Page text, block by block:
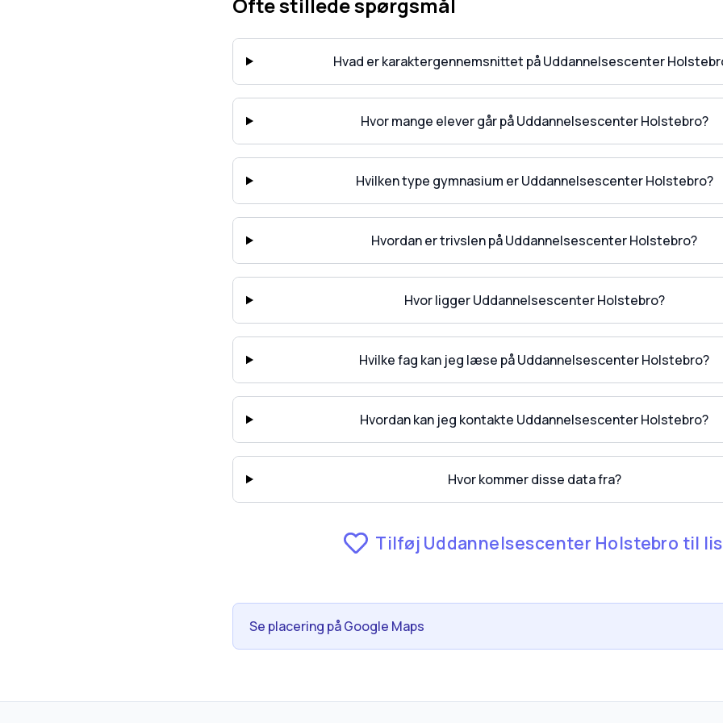
Hvad er karaktergennemsnittet på Uddannelsescenter
Hvor mange elever går på Uddannelsescenter Holstebro?
Hvilken type gymnasium er Uddannelsescenter Holstebro?
Hvordan er trivslen på Uddannelsescenter Holstebro?
Hvor ligger Uddannelsescenter Holstebro?
Hvilke fag kan jeg læse på Uddannelsescenter Holstebro?
Hvordan kan jeg kontakte Uddannelsescenter Holstebro?
Hvor kommer disse data fra?
Tilføj Uddannelsescenter Holstebro til
Se placering på Google Maps